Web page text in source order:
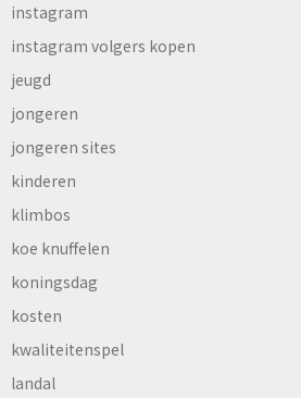
instagram
instagram volgers kopen
jeugd
jongeren
jongeren sites
kinderen
klimbos
koe knuffelen
koningsdag
kosten
kwaliteitenspel
landal